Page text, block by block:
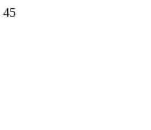
45